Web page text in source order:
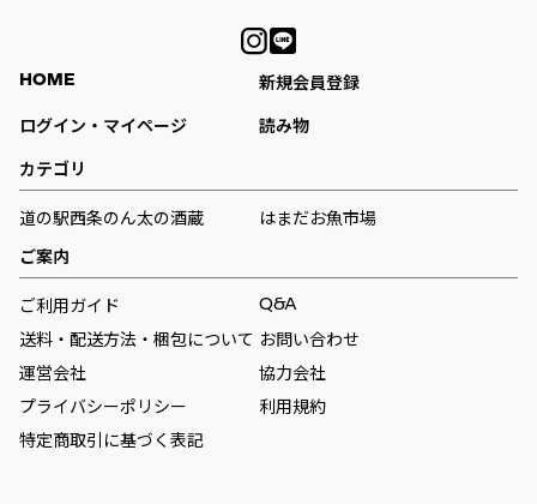
HOME 新規会員登録
ログイン・マイページ 読み物
カテゴリ
道の駅西条のん太の酒蔵 はまだお魚市場
ご案内
ご利用ガイド
Q&A
送料・配送方法・梱包について お問い合わせ
運営会社
協力会社
プライバシーポリシー
利用規約
特定商取引に基づく表記